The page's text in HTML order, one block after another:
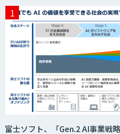
属人化から
ス」
アポメイト
帳票読み取
富士ソフト、「Gen.2 AI事業戦